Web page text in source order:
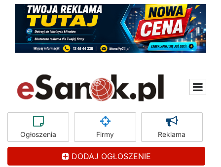
Ogłoszenia Firmy Reklama
DODAJ OGŁOSZENIE